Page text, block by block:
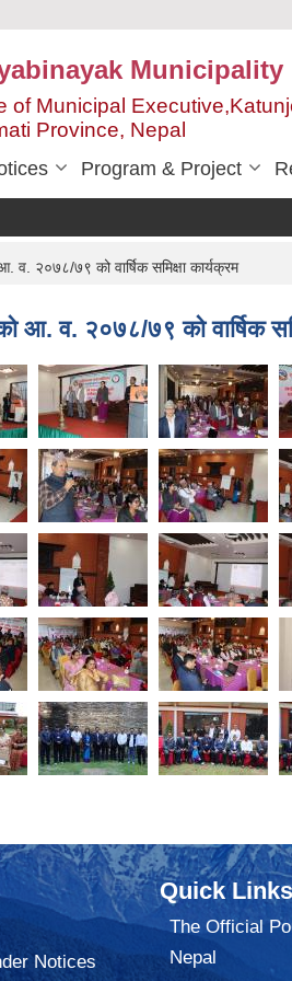
Municipality
of Municipal
Province, Nepal
Program & Project
व. २०७८/७९ को वार्षिक समिक्षा कार्यक्रम
आ. व. २०७८/७९ को वार्षिक
Notices
Quick Links
The Official
Nepal